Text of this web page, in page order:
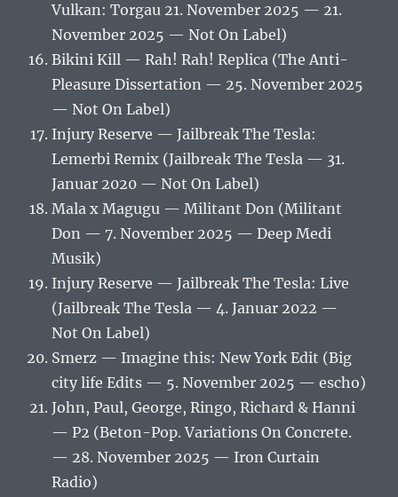
Vulkan: Torgau 21. November 2025 — 21.
November 2025 — Not On Label)
Bikini Kill — Rah! Rah! Replica (The Anti-
Pleasure Dissertation — 25. November 2025
— Not On Label)
Injury Reserve — Jailbreak The Tesla:
Lemerbi Remix (Jailbreak The Tesla — 31.
Januar 2020 — Not On Label)
Mala x Magugu — Militant Don (Militant
Don — 7. November 2025 — Deep Medi
Musik)
Injury Reserve — Jailbreak The Tesla: Live
(Jailbreak The Tesla — 4. Januar 2022 —
Not On Label)
Smerz — Imagine this: New York Edit (Big
city life Edits — 5. November 2025 — escho)
John, Paul, George, Ringo, Richard & Hanni
— P2 (Beton-Pop. Variations On Concrete.
— 28. November 2025 — Iron Curtain
Radio)